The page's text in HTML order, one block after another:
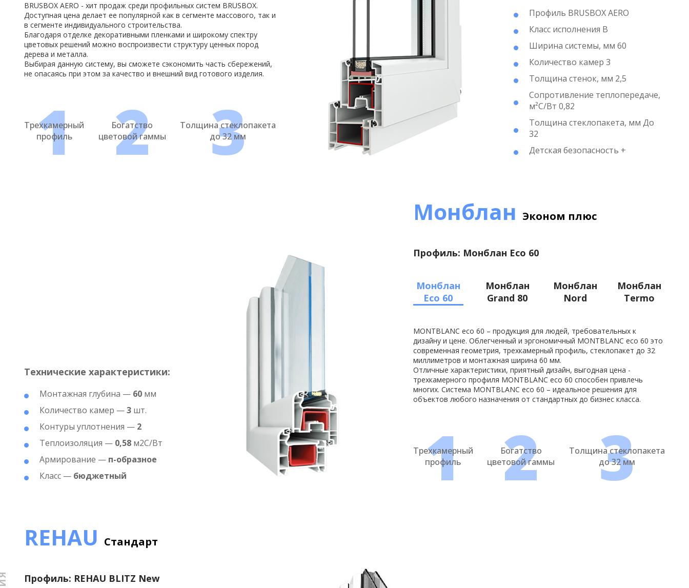
BRUSBOX AERO - хит продаж среди профильных систем BRUSBOX.
Доступная цена делает ее популярной как в сегменте массового, так и
в сегменте индивидуального строительства.
Благодаря отделке декоративными пленками и широкому спектру
цветовых решений можно воспроизвести структуру ценных пород
дерева и металла.
Выбирая данную систему, вы сможете сэкономить часть сбережений,
не опасаясь при этом за качество и внешний вид готового изделия.
1
Трехкамерный
профиль
2
Богатство
цветовой гаммы
3
Толщина стеклопакета
до 32 мм
Профиль BRUSBOX AERO
Класс исполнения B
Ширина системы, мм 60
Количество камер 3
Толщина стенок, мм 2,5
Сопротивление теплопередаче,
м²С/Вт 0,82
Толщина стеклопакета, мм До
32
Детская безопасность +
Монблан Эконом плюс
Профиль: Монблан Eco 60
Монблан
Eco 60
Монблан
Grand 80
Монблан
Nord
Монблан
Termo
MONTBLANC eco 60 – продукция для людей, требовательных к
дизайну и цене. Облегченный и эргономичный MONTBLANC eco 60 это
современная геометрия, трехкамерный профиль, стеклопакет до 32
миллиметров и монтажная ширина 60 мм.
Отличные характеристики, приятный дизайн, выгодная цена -
трехкамерного профиля MONTBLANC eco 60 способен привлечь
многих. Система MONTBLANC eco 60 – идеальное решения для
объектов любого назначения от стандартных до бизнес класса.
1
Трехкамерный
профиль
2
Богатство
цветовой гаммы
3
Толщина стеклопакета
до 32 мм
Технические характеристики:
Монтажная глубина — 60 мм
Количество камер —3 шт.
Контуры уплотнения — 2
Теплоизоляция — 0,58 м2С/Вт
Армирование — п-образное
Класс — бюджетный
REHAU Стандарт
Профиль: REHAU BLITZ New